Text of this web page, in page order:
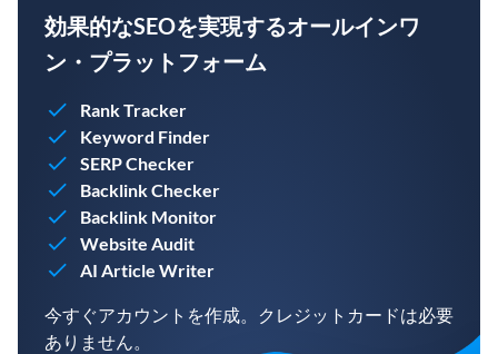
効果的なSEOを実現するオールインワ
ン・プラットフォーム
Rank Tracker
Keyword Finder
SERP Checker
Backlink Checker
Backlink Monitor
Website Audit
AI Article Writer
今すぐアカウントを作成。クレジットカードは必要
ありません。